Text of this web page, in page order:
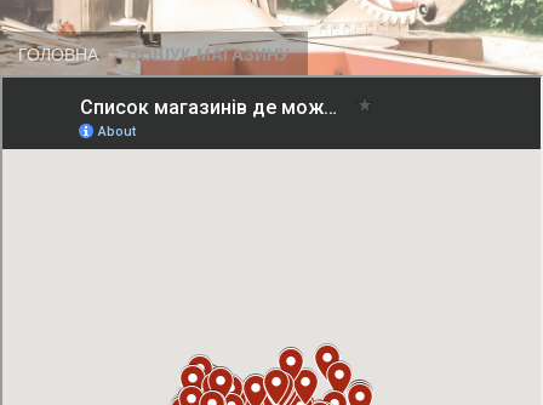
ГОЛОВНА ПОШУК МАГАЗИНУ